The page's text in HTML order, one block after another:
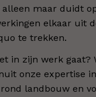
alleen maar duidt
elkaar uit
te trekken.
in zijn werk gaat?
onze expertise
landbouw en